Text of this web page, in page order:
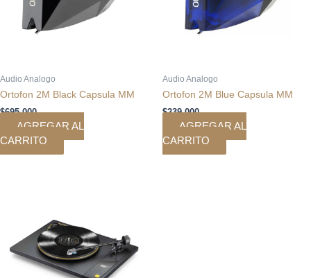
Audio Analogo
Ortofon 2M Black Capsula MM
$695.000
AGREGAR AL
CARRITO
Audio Analogo
Ortofon 2M Blue Capsula MM
$239.000
AGREGAR AL
CARRITO
$1.490.000.